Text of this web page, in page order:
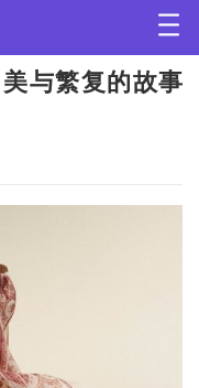
与繁复的故事